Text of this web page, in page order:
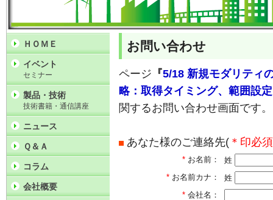
お問い合わせ
ページ 『5/18 新規モダリティ
略：取得タイミング、範囲設
関するお問い合わせ画面です。
あなた様のご連絡先(＊印必須
* お名前：
姓
* お名前カナ：
姓
* 会社名：
ＨＯＭＥ
イベント
セミナー
製品・技術
技術書籍・通信講座
ニュース
Ｑ＆Ａ
コラム
会社概要